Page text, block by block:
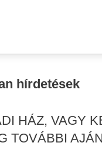
hírdetések
HÁZ, VAGY
TOVÁBBI